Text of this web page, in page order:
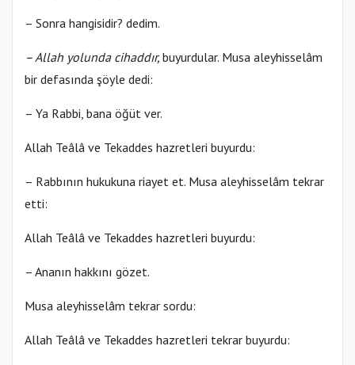
– Sonra hangisidir? dedim.
– Allah yolunda cihaddır, buyurdular. Musa aleyhisselâm
bir defasında şöyle dedi:
– Ya Rabbi, bana öğüt ver.
Allah Teâlâ ve Tekaddes hazretleri buyurdu:
– Rabbının hukukuna riayet et. Musa aleyhisselâm tekrar
etti:
Allah Teâlâ ve Tekaddes hazretleri buyurdu:
– Ananın hakkını gözet.
Musa aleyhisselâm tekrar sordu:
Allah Teâlâ ve Tekaddes hazretleri tekrar buyurdu: